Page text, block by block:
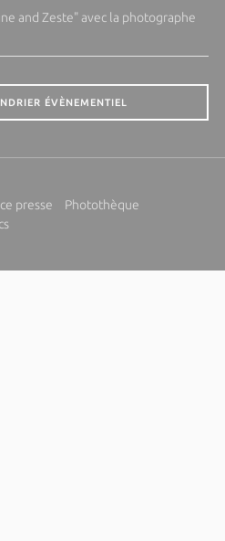
and Zeste" avec la photographe
ÉVÈNEMENTIEL
presse
Photothèque